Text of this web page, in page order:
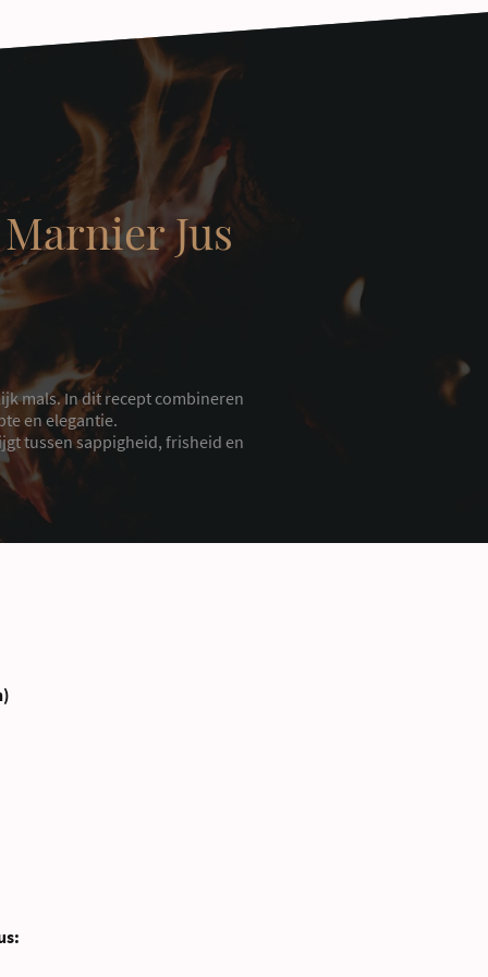
Jus
mals. In dit recept combineren
en elegantie.
tussen sappigheid, frisheid en